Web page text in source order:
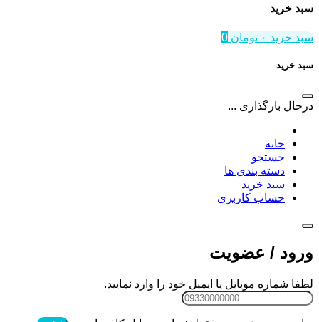
سبد خرید
سبد خرید ۰ تومان 0
سبد خرید
درحال بارگذاری ...
خانه
جستجو
دسته بندی ها
سبد خرید
حساب کاربری
ورود / عضویت
لطفا شماره موبایل یا ایمیل خود را وارد نمایید.